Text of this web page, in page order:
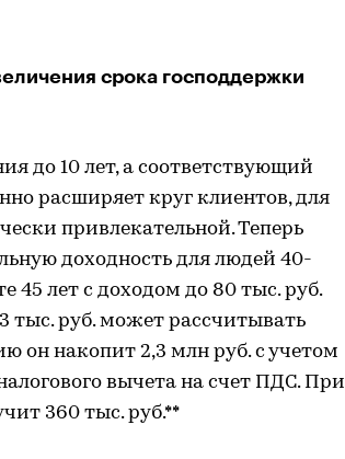
срока господдержки
до 10 лет, а соответствующий
расширяет круг клиентов, для
привлекательной. Теперь
доходность для людей 40-
45 лет с доходом до 80 тыс. руб.
тыс. руб. может рассчитывать
он накопит 2,3 млн руб. с учетом
вычета на счет ПДС. При
360 тыс. руб.**